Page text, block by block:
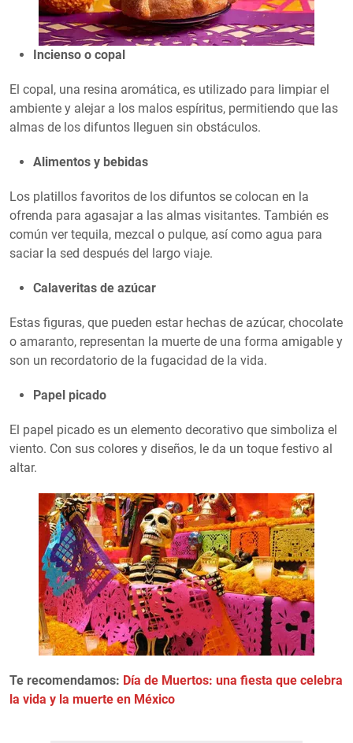
Incienso o copal
El copal, una resina aromática, es utilizado para limpiar el
ambiente y alejar a los malos espíritus, permitiendo que las
almas de los difuntos lleguen sin obstáculos.
Alimentos y bebidas
Los platillos favoritos de los difuntos se colocan en la
ofrenda para agasajar a las almas visitantes. También es
común ver tequila, mezcal o pulque, así como agua para
saciar la sed después del largo viaje.
Calaveritas de azúcar
Estas figuras, que pueden estar hechas de azúcar, chocolate
o amaranto, representan la muerte de una forma amigable y
son un recordatorio de la fugacidad de la vida.
Papel picado
El papel picado es un elemento decorativo que simboliza el
viento. Con sus colores y diseños, le da un toque festivo al
altar.
Te recomendamos: Día de Muertos: una fiesta que celebra
la vida y la muerte en México